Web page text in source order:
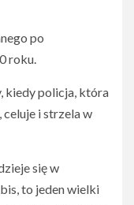
po
roku.
kiedy policja, która
celuje i strzela w
się w
to jeden wielki